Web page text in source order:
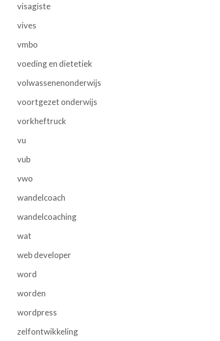
visagiste
vives
vmbo
voeding en dietetiek
volwassenenonderwijs
voortgezet onderwijs
vorkheftruck
vu
vub
vwo
wandelcoach
wandelcoaching
wat
web developer
word
worden
wordpress
zelfontwikkeling